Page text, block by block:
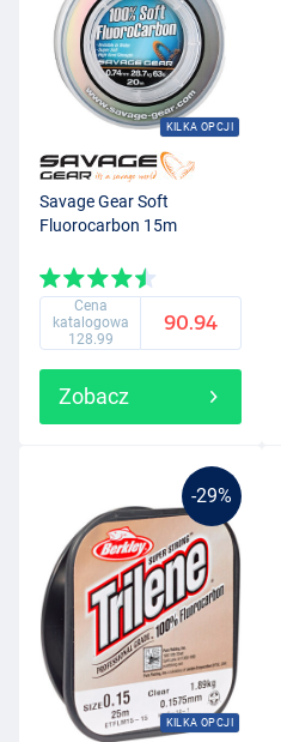
KILKA OPCJI
Savage Gear Soft
Fluorocarbon 15m
Cena
katalogowa
128.99
90.94
Zobacz
-29%
KILKA OPCJI